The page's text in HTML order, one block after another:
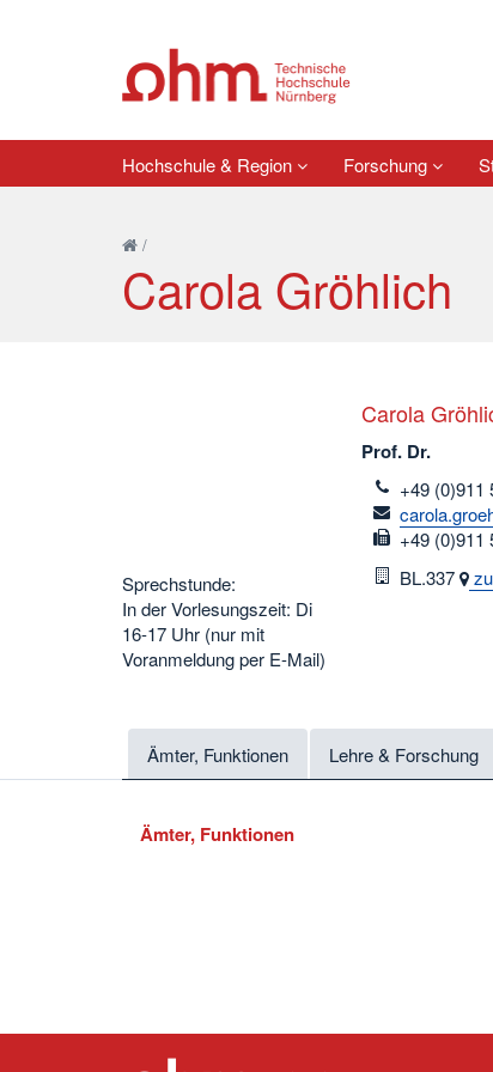
Hochschule & Region Forschung
/
Carola Gröhlich
Sprechstunde:
In der Vorlesungszeit: Di
16-17 Uhr (nur mit
Voranmeldung per E-Mail)
Carola
Prof. Dr.
telefon
+49 (0)911
email
fax
+49 (0)911
Raum
BL.337
Ämter, Funktionen Lehre & Forschung
Ämter, Funktionen